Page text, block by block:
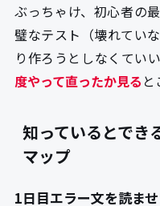
ぶっちゃけ、初心者の
璧なテスト（壊れてい
り作ろうとしなくてい
度やって直ったか見る
知っているとでき
マップ
1日目エラー文を読ま